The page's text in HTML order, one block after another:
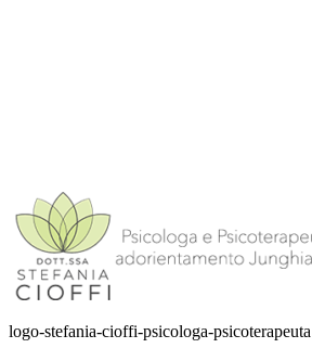
logo-stefania-cioffi-psicologa-psicoterapeuta